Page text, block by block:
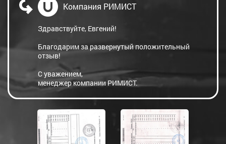
Компания РИМИСТ
Здравствуйте, Евгений!
Благодарим за развернутый положительный
отзыв!
С уважением,
менеджер компании РИМИСТ.